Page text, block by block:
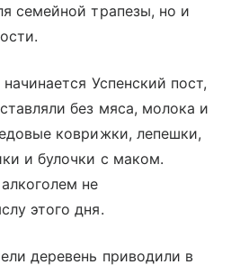
семейной трапезы, но и
Успенский пост,
без мяса, молока и
коврижки, лепешки,
и булочки с маком.
не
этого дня.
деревень приводили в